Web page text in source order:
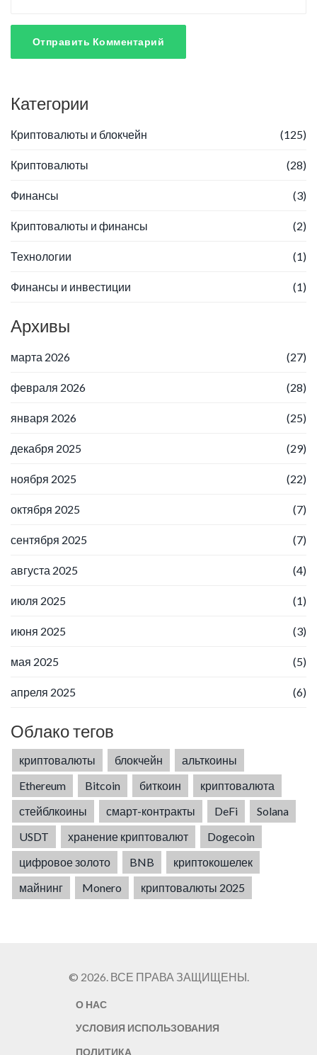
Отправить Комментарий
Категории
Криптовалюты и блокчейн (125)
Криптовалюты (28)
Финансы (3)
Криптовалюты и финансы (2)
Технологии (1)
Финансы и инвестиции (1)
Архивы
марта 2026 (27)
февраля 2026 (28)
января 2026 (25)
декабря 2025 (29)
ноября 2025 (22)
октября 2025 (7)
сентября 2025 (7)
августа 2025 (4)
июля 2025 (1)
июня 2025 (3)
мая 2025 (5)
апреля 2025 (6)
Облако тегов
криптовалюты блокчейн
альткоины
Ethereum
Bitcoin биткоин
криптовалюта
стейблкоины
смарт-контракты DeFi
Solana
USDT
хранение криптовалют
Dogecoin
цифровое золото
BNB
криптокошелек
майнинг
Monero криптовалюты 2025
© 2026. ВСЕ ПРАВА ЗАЩИЩЕНЫ.
О НАС
УСЛОВИЯ ИСПОЛЬЗОВАНИЯ
ПОЛИТИКА